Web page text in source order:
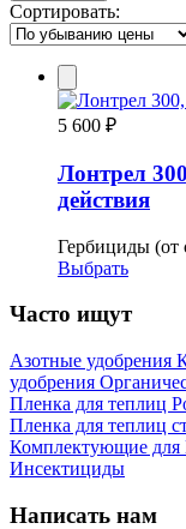
Сортировать:
5 600 ₽
Лонтрел
действия
Гербициды (от
Выбрать
Часто ищут
Азотные удобрения
удобрения
Пленка для теплиц
Пленка для теплиц
Комплектующие
Инсектициды
Написать нам